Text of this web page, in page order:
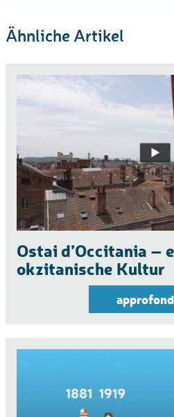
Ähnliche Artikel
Ostai d’Occitania –
okzitanische Kultur